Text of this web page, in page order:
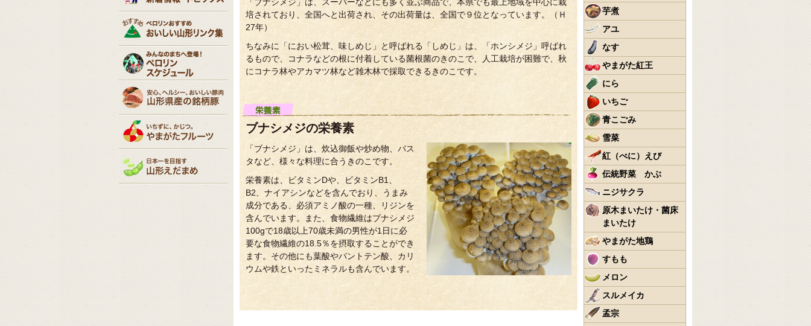
培されており、全国へと出荷され、その出荷量は、全国で９位となっています。（Ｈ
27年）
ちなみに「におい松茸、味しめじ」と呼ばれる「しめじ」は、「ホンシメジ」呼ばれ
るもので、コナラなどの根に付着している菌根菌のきのこで、人工栽培が困難で、秋
にコナラ林やアカマツ林など雑木林で採取できるきのこです。
ブナシメジの栄養素
「ブナシメジ」は、炊込御飯や炒め物、パス
タなど、様々な料理に合うきのこです。
栄養素は、ビタミンDや、ビタミンB1、
B2、ナイアシンなどを含んでおり、うまみ
成分である、必須アミノ酸の一種、リジンを
含んでいます。また、食物繊維はブナシメジ
100gで18歳以上70歳未満の男性が1日に必
要な食物繊維の18.5％を摂取することができ
ます。その他にも葉酸やパントテン酸、カリ
ウムや鉄といったミネラルも含んでいます。
芋煮
アユ
なす
やまがた紅王
にら
いちご
青こごみ
雪菜
紅（べに）えび
伝統野菜 かぶ
ニジサクラ
原木まいたけ・菌床
まいたけ
やまがた地鶏
すもも
メロン
スルメイカ
孟宗